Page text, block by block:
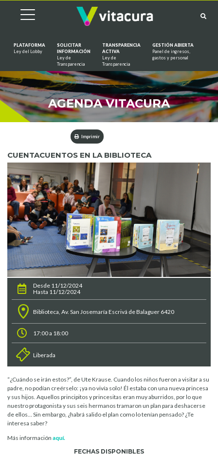
PLATAFORMA
Ley del Lobby
SOLICITAR
INFORMACIÓN
Ley de
Transparencia
TRANSPARENCIA
ACTIVA
Ley de
Transparencia
GESTIÓN ABIERTA
Panel de ingresos,
gastos y personal
AGENDA VITACURA
Imprimir
CUENTACUENTOS EN LA BIBLIOTECA
Desde 11/12/2024
Hasta 11/12/2024
Biblioteca, Av. San Josemaría Escrivá de Balaguer 6420
17:00 a 18:00
Liberada
“¿Cuándo se irán estos?”, de Ute Krause. Cuando los niños fueron a visitar a su
padre, no podían creérselo: ¡ya no vivía solo! Él estaba con una nueva princesa
y sus hijos. Aquellos principitos y princesitas eran muy aburridos, por lo que
nuestro protagonista y sus seis hermanos tramaron un plan para deshacerse
de ellos… Sin embargo, ¿habrá salido el plan como lo tenían pensado? ¿Te
interesa saber?
Más información aquí.
FECHAS DISPONIBLES